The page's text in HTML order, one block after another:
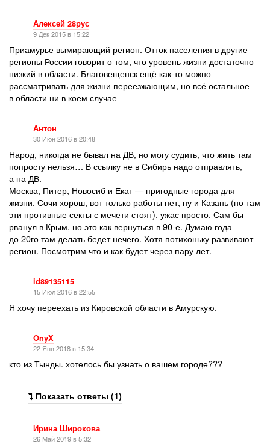
Алексей 28рус
9 Дек 2015 в 15:22
Приамурье вымирающий регион. Отток населения в другие
регионы России говорит о том, что уровень жизни достаточно
низкий в области. Благовещенск ещё как-то можно
рассматривать для жизни переезжающим, но всё остальное
в области ни в коем случае
Антон
30 Июн 2016 в 20:48
Народ, никогда не бывал на ДВ, но могу судить, что жить там
попросту нельзя… В ссылку не в Сибирь надо отправлять,
а на ДВ.
Москва, Питер, Новосиб и Екат — пригодные города для
жизни. Сочи хорош, вот только работы нет, ну и Казань (но там
эти противные секты с мечети стоят), ужас просто. Сам бы
рванул в Крым, но это как вернуться в 90-е. Думаю года
до 20го там делать бедет нечего. Хотя потихоньку развивают
регион. Посмотрим что и как будет через пару лет.
id89135115
15 Июл 2016 в 22:55
Я хочу переехать из Кировской области в Амурскую.
OnyX
22 Янв 2018 в 15:34
кто из Тынды. хотелось бы узнать о вашем городе???
Показать ответы (1)
Ирина Широкова
26 Май 2019 в 5:32